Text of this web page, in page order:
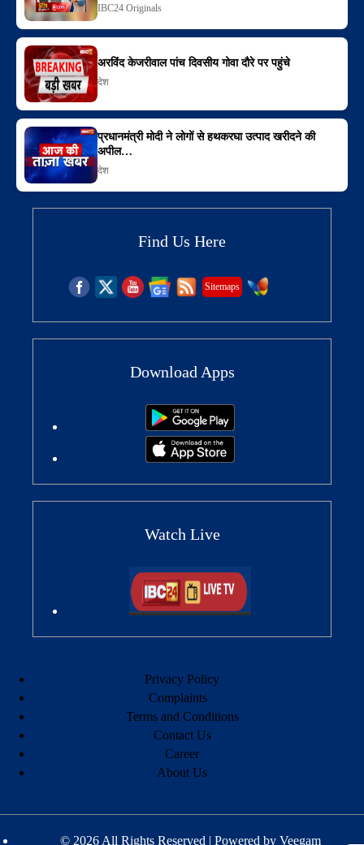
IBC24 Originals
अरविंद केजरीवाल पांच दिवसीय गोवा दौरे पर पहुंचे
देश
प्रधानमंत्री मोदी ने लोगों से हथकरघा उत्पाद खरीदने की
अपील…
देश
Find Us Here
Sitemaps
Download Apps
Watch Live
Privacy Policy
Complaints
Terms and Conditions
Contact Us
Career
About Us
© 2026 All Rights Reserved | Powered by Veegam